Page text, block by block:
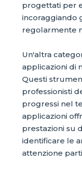
progettati per
incoraggiando
regolarmente
Un'altra
applicazioni di
Questi
professionisti
progressi nel
applicazioni
prestazioni su
identificare le
attenzione